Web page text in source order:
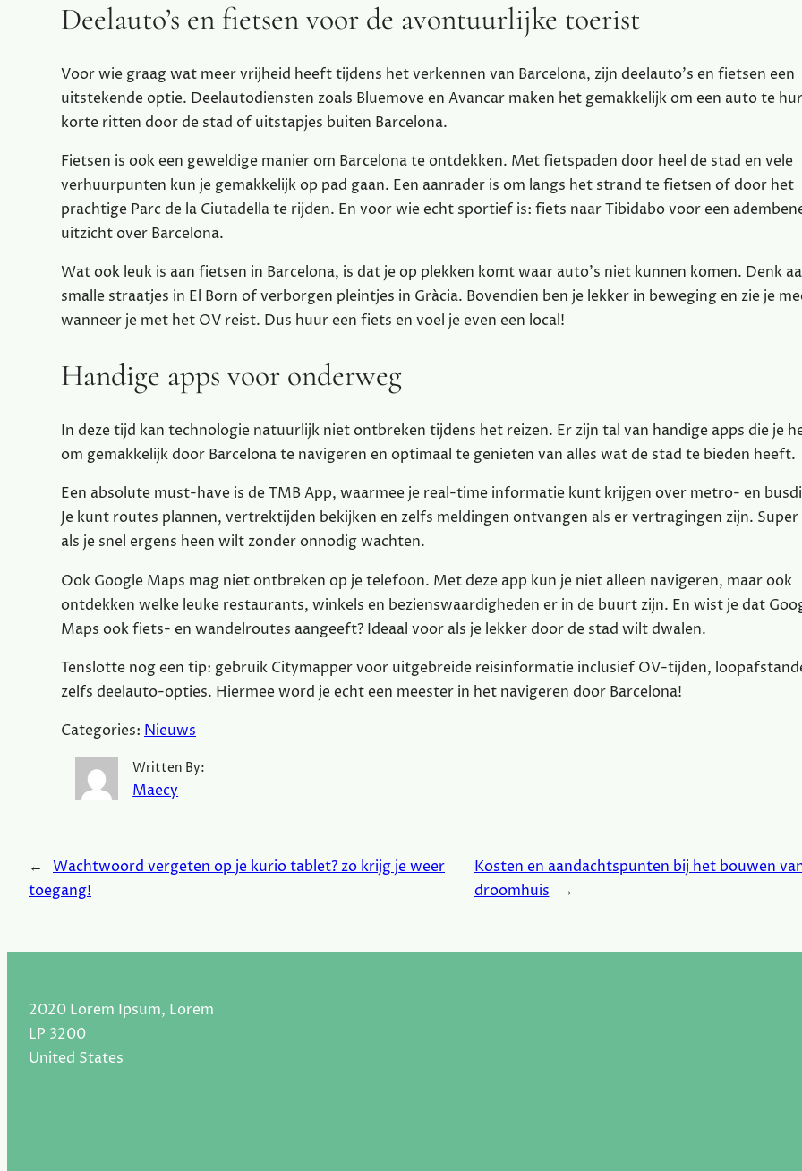
Deelauto’s en fietsen voor de avontuurlijke toerist
Voor wie graag wat meer vrijheid heeft tijdens het verkennen van Barcelona, zijn deelauto’s en fietsen een
uitstekende optie. Deelautodiensten zoals Bluemove en Avancar maken het gemakkelijk om een auto te
korte ritten door de stad of uitstapjes buiten Barcelona.
Fietsen is ook een geweldige manier om Barcelona te ontdekken. Met fietspaden door heel de stad en vele
verhuurpunten kun je gemakkelijk op pad gaan. Een aanrader is om langs het strand te fietsen of door het
prachtige Parc de la Ciutadella te rijden. En voor wie echt sportief is: fiets naar Tibidabo voor een
uitzicht over Barcelona.
Wat ook leuk is aan fietsen in Barcelona, is dat je op plekken komt waar auto’s niet kunnen komen. Denk
smalle straatjes in El Born of verborgen pleintjes in Gràcia. Bovendien ben je lekker in beweging en zie je
wanneer je met het OV reist. Dus huur een fiets en voel je even een local!
Handige apps voor onderweg
In deze tijd kan technologie natuurlijk niet ontbreken tijdens het reizen. Er zijn tal van handige apps die je
om gemakkelijk door Barcelona te navigeren en optimaal te genieten van alles wat de stad te bieden heeft.
Een absolute must-have is de TMB App, waarmee je real-time informatie kunt krijgen over metro- en
Je kunt routes plannen, vertrektijden bekijken en zelfs meldingen ontvangen als er vertragingen zijn.
als je snel ergens heen wilt zonder onnodig wachten.
Ook Google Maps mag niet ontbreken op je telefoon. Met deze app kun je niet alleen navigeren, maar ook
ontdekken welke leuke restaurants, winkels en bezienswaardigheden er in de buurt zijn. En wist je dat
Maps ook fiets- en wandelroutes aangeeft? Ideaal voor als je lekker door de stad wilt dwalen.
Tenslotte nog een tip: gebruik Citymapper voor uitgebreide reisinformatie inclusief OV-tijden,
zelfs deelauto-opties. Hiermee word je echt een meester in het navigeren door Barcelona!
Categories: Nieuws
Written By:
Maecy
←
Wachtwoord vergeten op je kurio tablet? zo krijg je weer
toegang!
Kosten en aandachtspunten bij het bouwen
droomhuis
→
2020 Lorem Ipsum, Lorem
LP 3200
United States